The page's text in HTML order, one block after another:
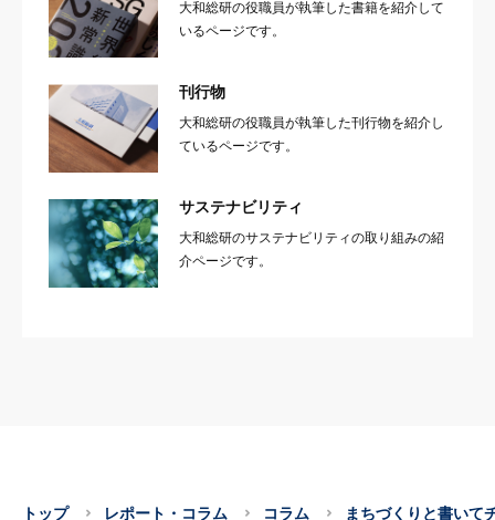
大和総研の役職員が執筆した書籍を紹介して
いるページです。
刊行物
大和総研の役職員が執筆した刊行物を紹介し
ているページです。
サステナビリティ
大和総研のサステナビリティの取り組みの紹
介ページです。
トップ レポート・コラム コラム まちづくりと書いて